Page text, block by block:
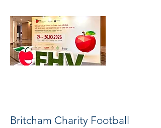
Britcham Charity Football